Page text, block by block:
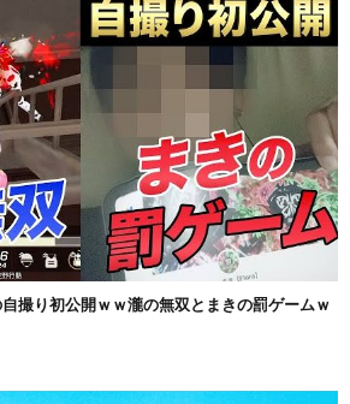
撮り初公開ｗｗ瀧の無双とまきの罰ゲームｗ